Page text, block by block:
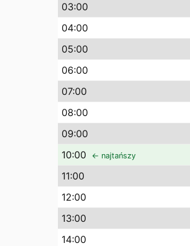
03:00
04:00
05:00
06:00
07:00
08:00
09:00
10:00 ← najtańszy
11:00
12:00
13:00
14:00